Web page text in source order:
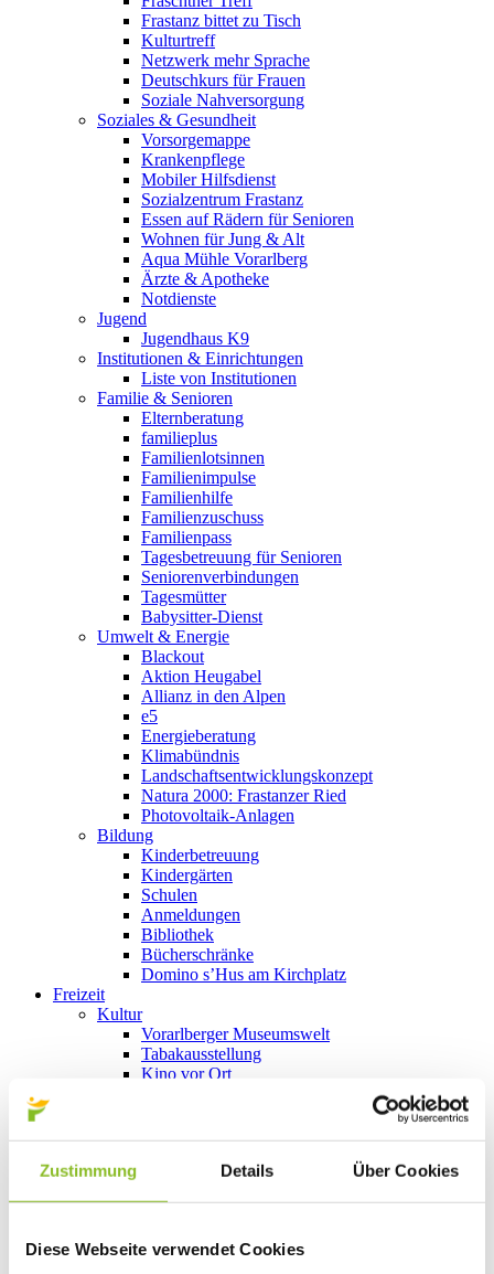
Zustimmung Details Über Cookies
Diese Webseite verwendet Cookies
Frastanz bittet zu Tisch
Kulturtreff
Netzwerk mehr Sprache
Deutschkurs für Frauen
Soziale Nahversorgung
Soziales & Gesundheit
Vorsorgemappe
Krankenpflege
Mobiler Hilfsdienst
Sozialzentrum Frastanz
Essen auf Rädern für Senioren
Wohnen für Jung & Alt
Aqua Mühle Vorarlberg
Ärzte & Apotheke
Notdienste
Jugend
Jugendhaus K9
Institutionen & Einrichtungen
Liste von Institutionen
Familie & Senioren
Elternberatung
familieplus
Familienlotsinnen
Familienimpulse
Familienhilfe
Familienzuschuss
Familienpass
Tagesbetreuung für Senioren
Seniorenverbindungen
Tagesmütter
Babysitter-Dienst
Umwelt & Energie
Blackout
Aktion Heugabel
Allianz in den Alpen
e5
Energieberatung
Klimabündnis
Landschaftsentwicklungskonzept
Natura 2000: Frastanzer Ried
Photovoltaik-Anlagen
Bildung
Kinderbetreuung
Kindergärten
Schulen
Anmeldungen
Bibliothek
Bücherschränke
Domino s’Hus am Kirchplatz
Freizeit
Kultur
Vorarlberger Museumswelt
Tabakausstellung
Kino vor Ort
Naturbad Untere Au
Spiel- und Sportstätten